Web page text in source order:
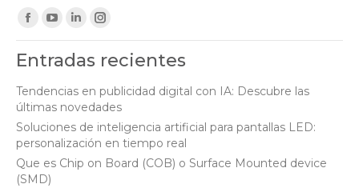
Find us on:
Facebook
opens
in
new
window
YouTube
opens
in
new
window
Linkedin
opens
in
new
window
Instagram
opens
in
new
window
Entradas recientes
Tendencias en publicidad digital con IA: Descubre las
últimas novedades
Soluciones de inteligencia artificial para pantallas LED:
personalización en tiempo real
Que es Chip on Board (COB) o Surface Mounted device
(SMD)